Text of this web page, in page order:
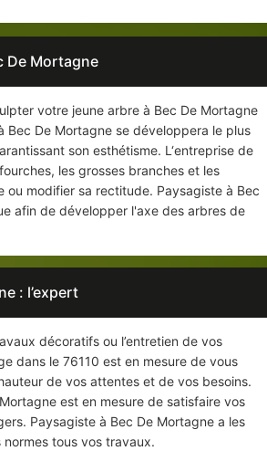
De Mortagne
votre jeune arbre à Bec De Mortagne
Bec De Mortagne se développera le plus
son esthétisme. L‘entreprise de
les grosses branches et les
ou modifier sa rectitude. Paysagiste à Bec
afin de développer l'axe des arbres de
: l’expert
décoratifs ou l’entretien de vos
dans le 76110 est en mesure de vous
de vos attentes et de vos besoins.
est en mesure de satisfaire vos
Paysagiste à Bec De Mortagne a les
tous vos travaux.